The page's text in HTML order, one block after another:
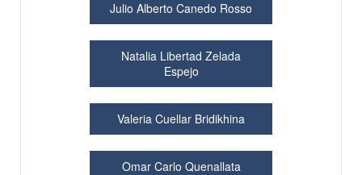
Julio Alberto Canedo Rosso
Natalia Libertad Zelada
Espejo
Valeria Cuellar Bridikhina
Omar Carlo Quenallata